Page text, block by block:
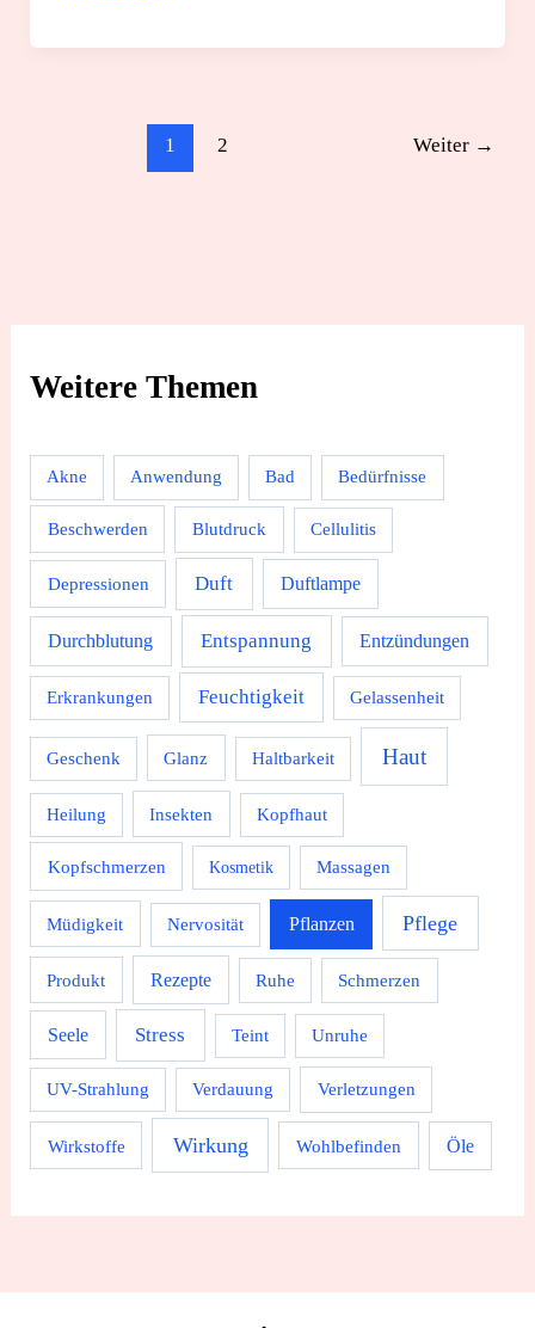
Weitere Themen
Akne Anwendung Bad Bedürfnisse
Beschwerden Blutdruck Cellulitis
Depressionen Duft Duftlampe
Durchblutung Entspannung Entzündungen
Erkrankungen Feuchtigkeit Gelassenheit
Geschenk Glanz Haltbarkeit Haut
Heilung Insekten Kopfhaut
Kopfschmerzen Kosmetik Massagen
Müdigkeit Nervosität Pflanzen Pflege
Produkt Rezepte Ruhe Schmerzen
Seele Stress Teint Unruhe
UV-Strahlung Verdauung Verletzungen
Wirkstoffe Wirkung Wohlbefinden Öle
Definition
1 2 Weiter →